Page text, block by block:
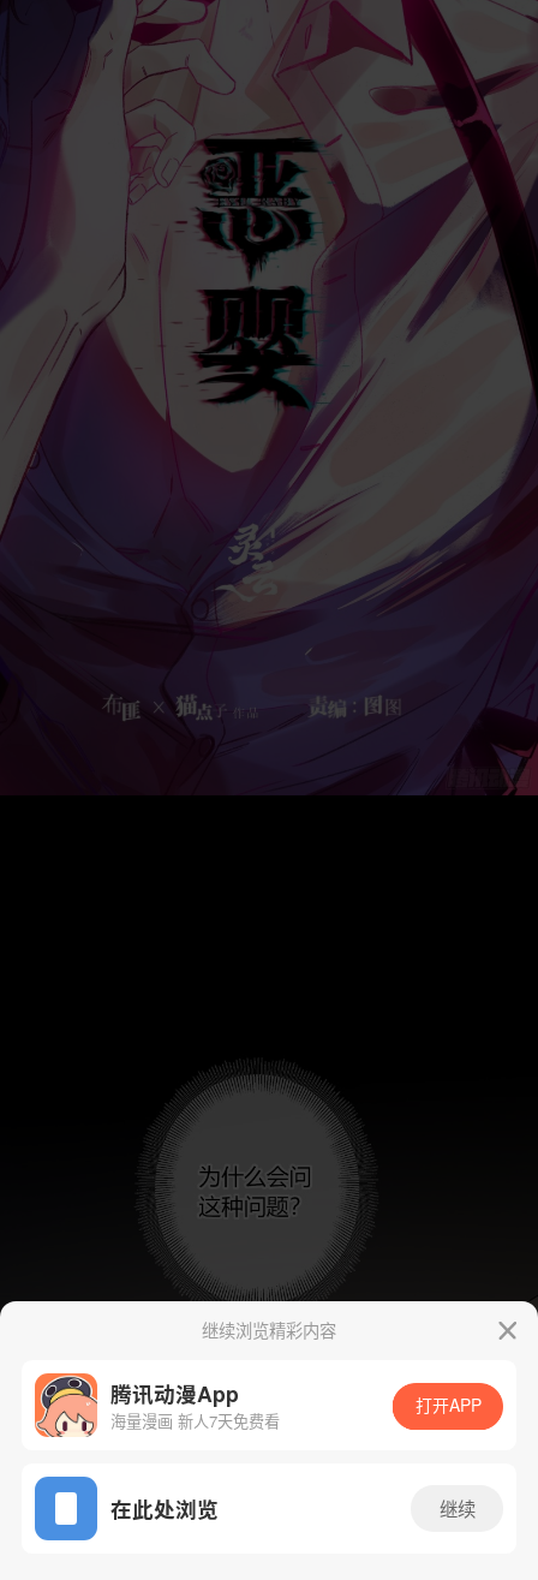
App免费看
继续浏览精彩内容
腾讯动漫App
海量漫画 新人7天免费看
打开APP
在此处浏览 继续